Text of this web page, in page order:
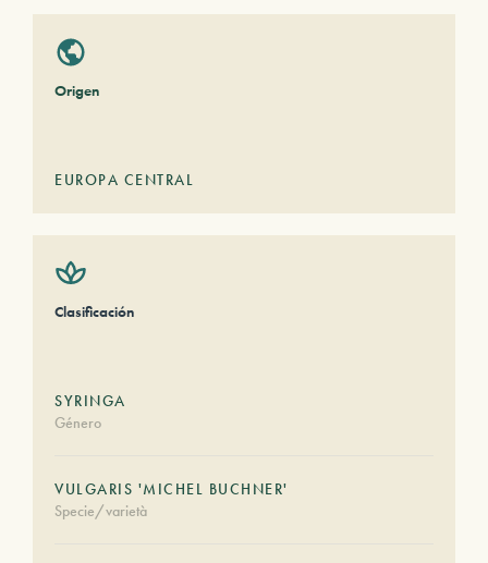
Origen
EUROPA CENTRAL
Clasificación
SYRINGA
Género
VULGARIS 'MICHEL BUCHNER'
Specie/varietà